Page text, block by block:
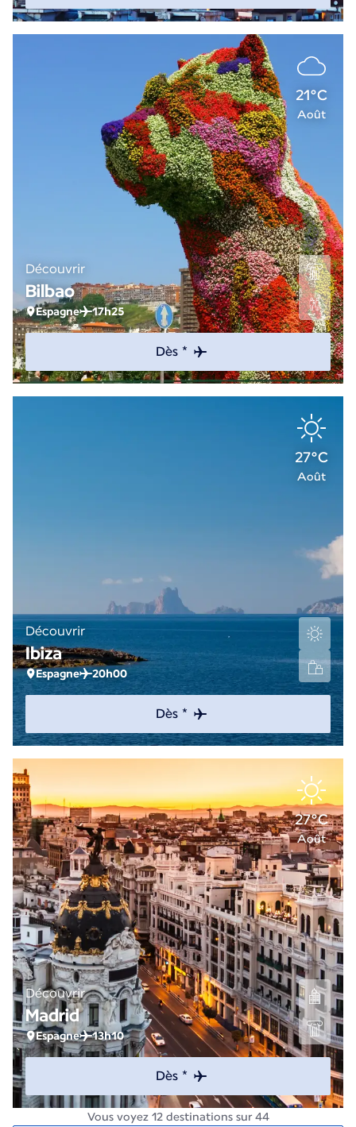
21°C
Août
Découvrir
Bilbao
Espagne 17h25
Dès *
27°C
Août
Découvrir
Ibiza
Espagne 20h00
Dès *
27°C
Août
Découvrir
Madrid
Espagne 13h10
Dès *
Vous voyez 12 destinations sur 44